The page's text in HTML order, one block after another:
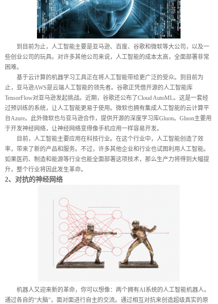
到目前为止，人工智能主要是亚马逊、百度、谷歌和微软等大公司，以及一
些创业公司的玩具。对许多其他公司来说，人工智能的成本太高，全面部署非常
困难。
基于云计算的机器学习工具正在将人工智能带给更广泛的受众。到目前为
止，亚马逊AWS是云端人工智能的领先者。谷歌正凭借开源的人工智能库
TensorFlow对亚马逊发起挑战。近期，谷歌还公布了Cloud AutoML。这是一套经
过预训练的系统，让人工智能更易于使用。微软也拥有集成人工智能的云计算平
台Azure。此外微软也与亚马逊合作，提供开源的深度学习库Gluon。 Gluon主要用
于开发神经网络，让神经网络变得像手机应用一样容易开发。
目前，人工智能主要应用在科技行业。在这个行业中，人工智能创造了效
率，带来了新的产品和服务。不过，许多其他企业和行业也试图利用人工智能。
如果医药、制造和能源等行业也能全面部署这项技术，那么生产力将得到大幅提
升，整个行业将因此发生革命。
2、对抗的神经网络
机器人又迎来新的革命，你可以想像：两个拥有AI系统的人工智能机器人。
通过各自的“大脑”，面对面进行自主的交流。通过相互对抗来创造超级真实的原